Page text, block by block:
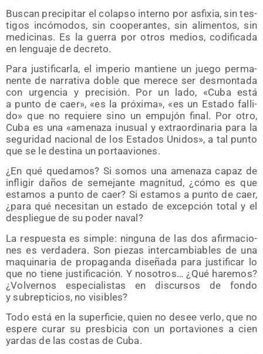
Bus­can pre­ci­pi­tar el colap­so interno por asfi­xia, sin tes­
ti­gos incó­mo­dos, sin coope­ran­tes, sin ali­men­tos, sin
medi­ci­nas. Es la gue­rra por otros medios, codi­fi­ca­da
en len­gua­je de decreto.
Para jus­ti­fi­car­la, el impe­rio man­tie­ne un jue­go per­ma­
nen­te de narra­ti­va doble que mere­ce ser des­mon­ta­da
con urgen­cia y pre­ci­sión. Por un lado, «Cuba está
a pun­to de caer», «es la pró­xi­ma», «es un Esta­do falli­
do» que no requie­re sino un empu­jón final. Por otro,
Cuba es una «ame­na­za inusual y extra­or­di­na­ria para la
segu­ri­dad nacio­nal de los Esta­dos Uni­dos», a tal pun­to
que se le des­ti­na un portaaviones.
¿En qué que­da­mos? Si somos una ame­na­za capaz de
infli­gir daños de seme­jan­te mag­ni­tud, ¿cómo es que
esta­mos a pun­to de caer? Si esta­mos a pun­to de caer,
¿para qué nece­si­tan un esta­do de excep­ción total y el
des­plie­gue de su poder naval?
La res­pues­ta es sim­ple: nin­gu­na de las dos afir­ma­cio­
nes es ver­da­de­ra. Son pie­zas inter­cam­bia­bles de una
maqui­na­ria de pro­pa­gan­da dise­ña­da para jus­ti­fi­car lo
que no tie­ne jus­ti­fi­ca­ción. Y noso­tros… ¿Qué hare­mos?
¿Vol­ver­nos espe­cia­lis­tas en dis­cur­sos de fon­do
y subrep­ti­cios, no visibles?
Todo está en la super­fi­cie, quien no desee ver­lo, que no
espe­re curar su pres­bi­cia con un por­ta­vio­nes a cien
yar­das de las cos­tas de Cuba.